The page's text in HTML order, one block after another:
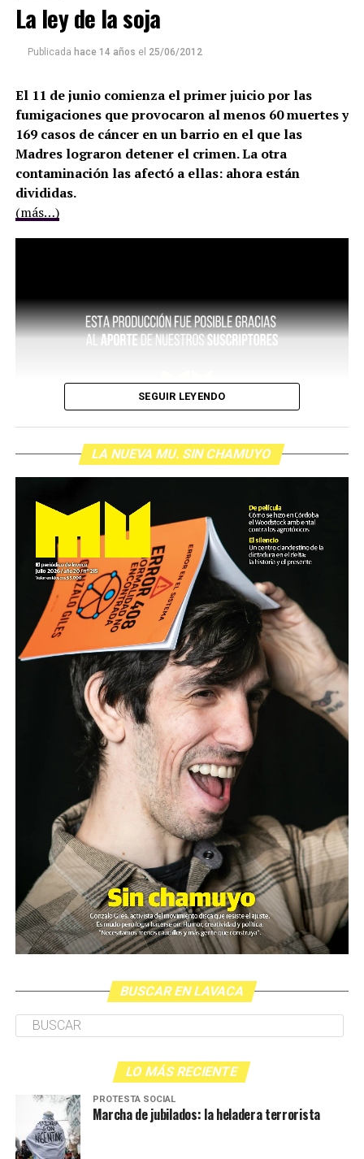
La ley de la soja
Publicada hace 14 años el 25/06/2012
El 11 de junio comienza el primer juicio por las
fumigaciones que provocaron al menos 60 muertes y
169 casos de cáncer en un barrio en el que las
Madres lograron detener el crimen. La otra
contaminación las afectó a ellas: ahora están
divididas.
(más…)
SEGUIR LEYENDO
LA NUEVA MU. SIN CHAMUYO
BUSCAR EN LAVACA
LO MÁS RECIENTE
PROTESTA SOCIAL
Marcha de jubilados: la heladera terrorista